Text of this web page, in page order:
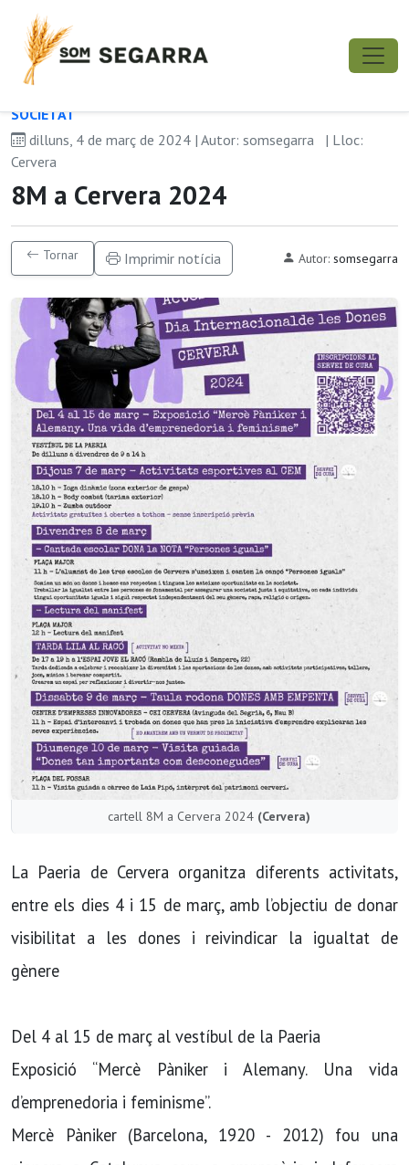
SOCIETAT
dilluns, 4 de març de 2024 | Autor: somsegarra
| Lloc:
Cervera
8M a Cervera 2024
Tornar Imprimir notícia Autor: somsegarra
cartell 8M a Cervera 2024 (Cervera)
La Paeria de Cervera organitza diferents activitats,
entre els dies 4 i 15 de març, amb l’objectiu de donar
visibilitat a les dones i reivindicar la igualtat de
gènere
Del 4 al 15 de març al vestíbul de la Paeria
Exposició “Mercè Pàniker i Alemany. Una vida
d’emprenedoria i feminisme”.
Mercè Pàniker (Barcelona, 1920 - 2012) fou una